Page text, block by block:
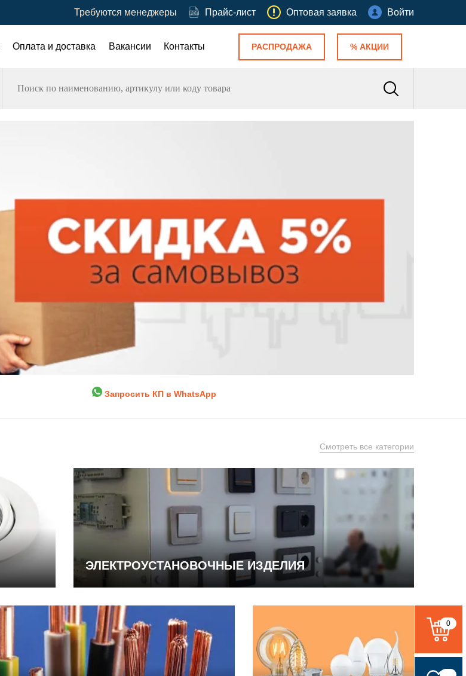
Требуются менеджеры Прайс-лист Оптовая заявка Войти
Оплата и доставка Вакансии Контакты РАСПРОДАЖА % АКЦИИ
Запросить КП в WhatsApp
Смотреть все категории
ЭЛЕКТРОУСТАНОВОЧНЫЕ ИЗДЕЛИЯ
0